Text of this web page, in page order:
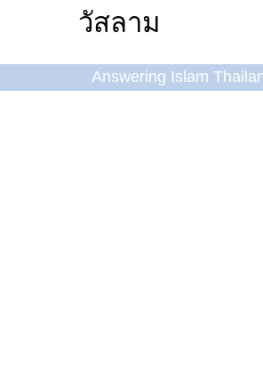
วัสลาม
Answering Islam